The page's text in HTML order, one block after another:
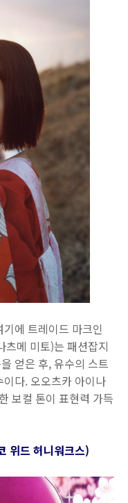
에 트레이드 마크인
메 미토)는 패션잡지
얻은 후, 유수의 스트
다. 오오츠카 아이나
보컬 톤이 표현력 가득
드 허니워크스)